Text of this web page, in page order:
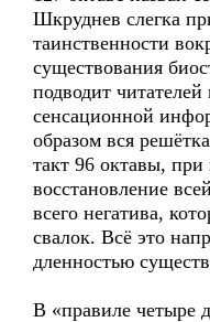
Шкруднев слегка
таинственности
существования
подводит читателей
сенсационной
образом вся
такт 96 октавы, при
восстановление
всего негатива,
свалок. Всё это
дленностью
В «правиле четыре